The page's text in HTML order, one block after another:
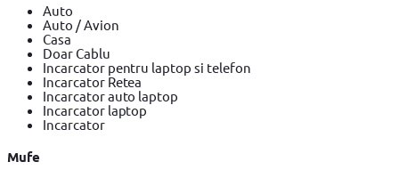
Auto
Auto / Avion
Casa
Doar Cablu
Incarcator pentru laptop si telefon
Incarcator Retea
Incarcator auto laptop
Incarcator laptop
Incarcator
Mufe